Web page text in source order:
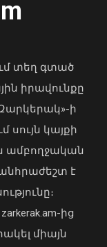
տեղ գտած
իրավունքը
ի
սույն կայքի
ամբողջական
է
ից
միայն